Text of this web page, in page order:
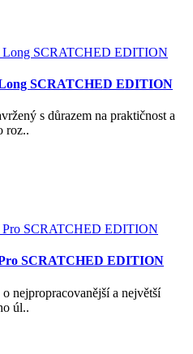
SCRATCHED EDITION
s důrazem na praktičnost a
roz..
SCRATCHED EDITION
nejpropracovanější a největší
úl..